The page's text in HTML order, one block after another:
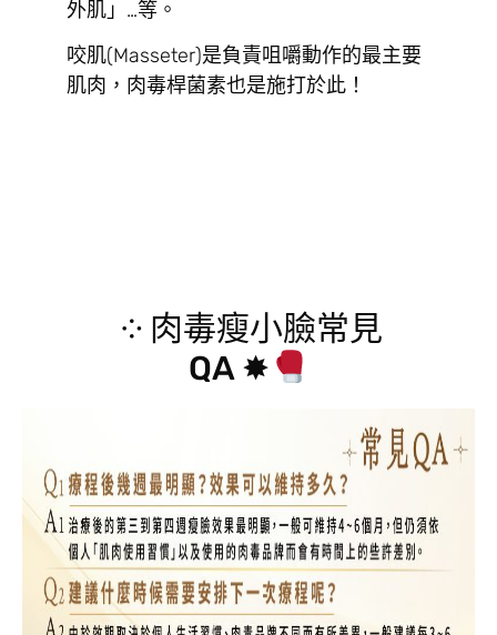
外肌」…等。
咬肌(Masseter)是負責咀嚼動作的最主要
肌肉，肉毒桿菌素也是施打於此！
༶ 肉毒瘦小臉常見
QA ✸